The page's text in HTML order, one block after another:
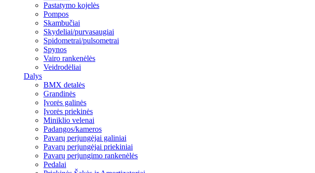
Pastatymo kojelės
Pompos
Skambučiai
Skydeliai/purvasaugiai
Spidometrai/pulsometrai
Spynos
Vairo rankenėlės
Veidrodėliai
Dalys
BMX detalės
Grandinės
Įvorės galinės
Įvorės priekinės
Miniklio velenai
Padangos/kameros
Pavarų perjungėjai galiniai
Pavarų perjungėjai priekiniai
Pavarų perjungimo rankenėlės
Pedalai